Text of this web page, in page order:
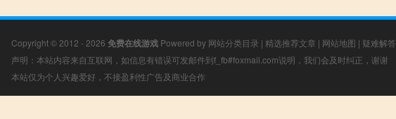
Copyright © 2012 - 2026 免费在线游戏 Powered by 网站分类目录 | 精选推荐文章 | 网站地图 | 疑难解答
声明：本站内容来自互联网，如信息有错误可发邮件到f_fb#foxmail.com说明，我们会及时纠正，谢谢
本站仅为个人兴趣爱好，不接盈利性广告及商业合作